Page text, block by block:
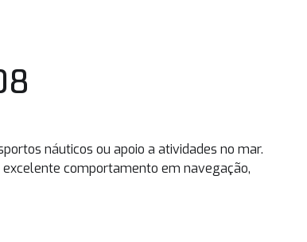
náuticos ou apoio a atividades no mar.
comportamento em navegação,